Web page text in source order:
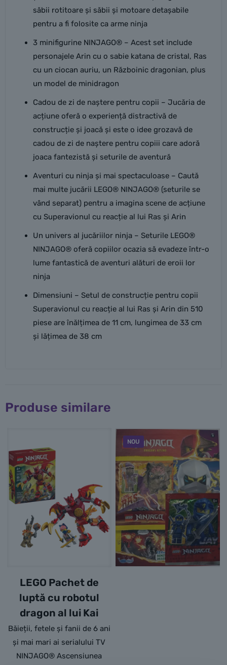
săbii rotitoare și săbii și motoare detașabile
pentru a fi folosite ca arme ninja
3 minifigurine NINJAGO® – Acest set include
personajele Arin cu o sabie katana de cristal, Ras
cu un ciocan auriu, un Războinic dragonian, plus
un model de minidragon
Cadou de zi de naștere pentru copii – Jucăria de
acțiune oferă o experiență distractivă de
construcție și joacă și este o idee grozavă de
cadou de zi de naștere pentru copiii care adoră
joaca fantezistă și seturile de aventură
Aventuri cu ninja și mai spectaculoase – Caută
mai multe jucării LEGO® NINJAGO® (seturile se
vând separat) pentru a imagina scene de acțiune
cu Superavionul cu reacție al lui Ras și Arin
Un univers al jucăriilor ninja – Seturile LEGO®
NINJAGO® oferă copiilor ocazia să evadeze într-o
lume fantastică de aventuri alături de eroii lor
ninja
Dimensiuni – Setul de construcție pentru copii
Superavionul cu reacție al lui Ras și Arin din 510
piese are înălțimea de 11 cm, lungimea de 33 cm
și lățimea de 38 cm
Produse similare
LEGO Pachet de
luptă cu robotul
dragon al lui Kai
Băieții, fetele și fanii de 6 ani
și mai mari ai serialului TV
NINJAGO® Ascensiunea
NOU